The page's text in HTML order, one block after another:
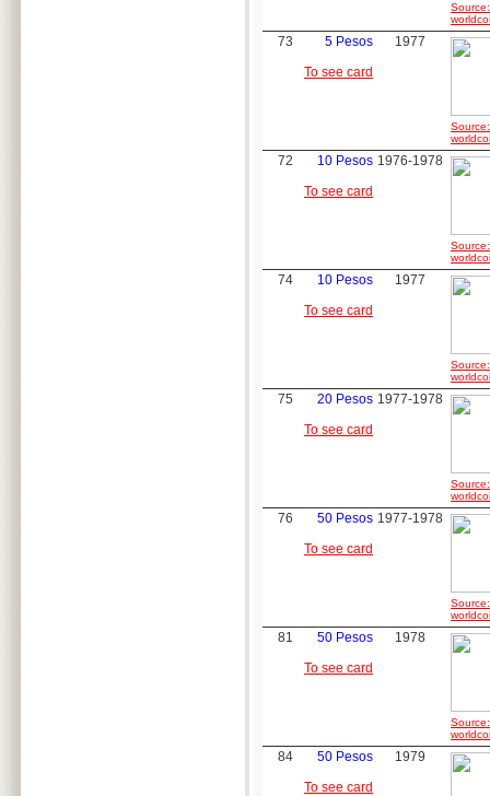
Source:
73
5 Pesos
To see card
1977
Source:
72
10 Pesos
To see card
1976-1978
Source:
74
10 Pesos
To see card
1977
Source:
75
20 Pesos
To see card
1977-1978
Source:
76
50 Pesos
To see card
1977-1978
Source:
81
50 Pesos
To see card
1978
Source:
84
50 Pesos
To see card
1979